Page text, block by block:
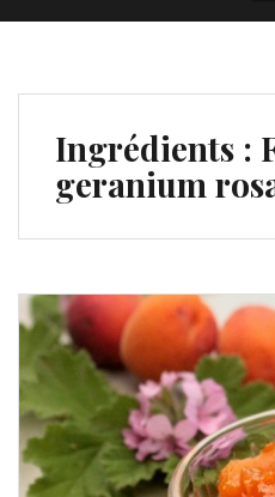
Ingrédients :
geranium